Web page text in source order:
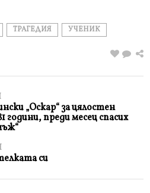
ТРАГЕДИЯ УЧЕНИК
„Оскар“ за цялостен
години, преди месец спасих
си